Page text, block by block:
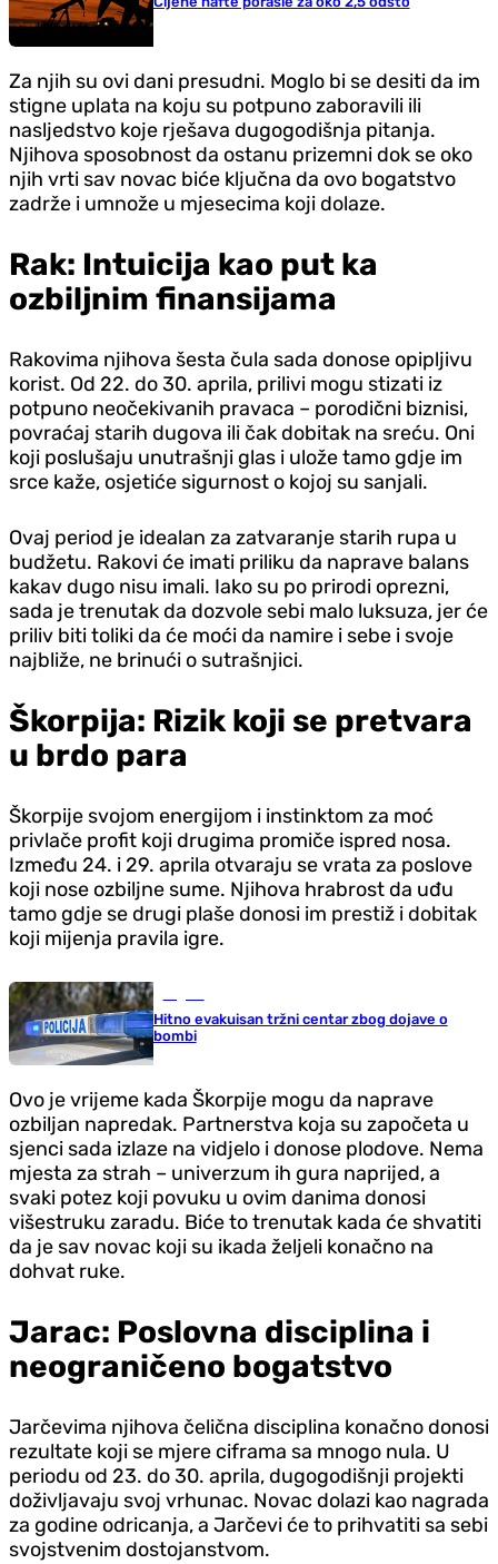
Za njih su ovi dani presudni. Moglo bi se desiti da im
stigne uplata na koju su potpuno zaboravili ili
nasljedstvo koje rješava dugogodišnja pitanja.
Njihova sposobnost da ostanu prizemni dok se oko
njih vrti sav novac biće ključna da ovo bogatstvo
zadrže i umnože u mjesecima koji dolaze.
Rak: Intuicija kao put ka
ozbiljnim finansijama
Rakovima njihova šesta čula sada donose opipljivu
korist. Od 22. do 30. aprila, prilivi mogu stizati iz
potpuno neočekivanih pravaca – porodični biznisi,
povraćaj starih dugova ili čak dobitak na sreću. Oni
koji poslušaju unutrašnji glas i ulože tamo gdje im
srce kaže, osjetiće sigurnost o kojoj su sanjali.
Ovaj period je idealan za zatvaranje starih rupa u
budžetu. Rakovi će imati priliku da naprave balans
kakav dugo nisu imali. Iako su po prirodi oprezni,
sada je trenutak da dozvole sebi malo luksuza, jer će
priliv biti toliki da će moći da namire i sebe i svoje
najbliže, ne brinući o sutrašnjici.
Škorpija: Rizik koji se pretvara
u brdo para
Škorpije svojom energijom i instinktom za moć
privlače profit koji drugima promiče ispred nosa.
Između 24. i 29. aprila otvaraju se vrata za poslove
koji nose ozbiljne sume. Njihova hrabrost da uđu
tamo gdje se drugi plaše donosi im prestiž i dobitak
koji mijenja pravila igre.
Hitno evakuisan tržni centar zbog dojave o
bombi
Ovo je vrijeme kada Škorpije mogu da naprave
ozbiljan napredak. Partnerstva koja su započeta u
sjenci sada izlaze na vidjelo i donose plodove. Nema
mjesta za strah – univerzum ih gura naprijed, a
svaki potez koji povuku u ovim danima donosi
višestruku zaradu. Biće to trenutak kada će shvatiti
da je sav novac koji su ikada željeli konačno na
dohvat ruke.
Jarac: Poslovna disciplina i
neograničeno bogatstvo
Jarčevima njihova čelična disciplina konačno donosi
rezultate koji se mjere ciframa sa mnogo nula. U
periodu od 23. do 30. aprila, dugogodišnji projekti
doživljavaju svoj vrhunac. Novac dolazi kao nagrada
za godine odricanja, a Jarčevi će to prihvatiti sa sebi
svojstvenim dostojanstvom.